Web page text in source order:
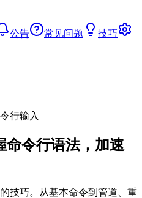
公告 常见问题
技巧
行输入
命令行语法，加速
技巧。从基本命令到管道、重